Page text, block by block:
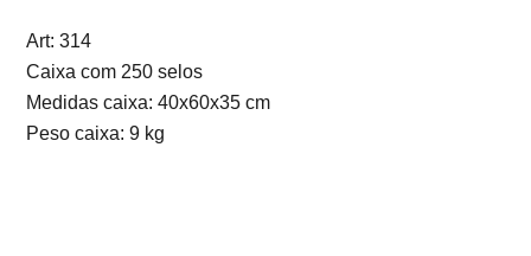
Art: 314
Caixa com 250 selos
Medidas caixa: 40x60x35 cm
Peso caixa: 9 kg